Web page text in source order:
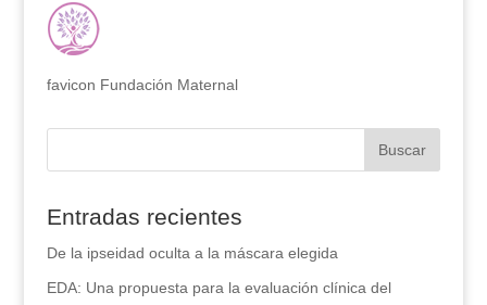
favicon Fundación Maternal
Entradas recientes
De la ipseidad oculta a la máscara elegida
EDA: Una propuesta para la evaluación clínica del